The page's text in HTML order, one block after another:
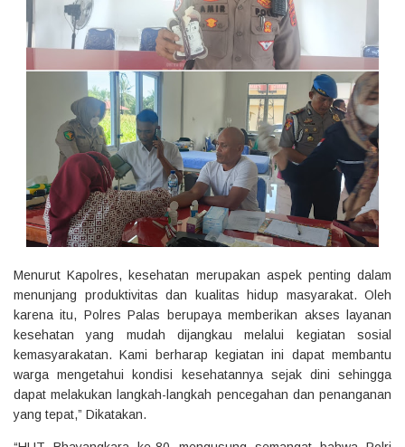
Menurut Kapolres, kesehatan merupakan aspek penting dalam
menunjang produktivitas dan kualitas hidup masyarakat. Oleh
karena itu, Polres Palas berupaya memberikan akses layanan
kesehatan yang mudah dijangkau melalui kegiatan sosial
kemasyarakatan. Kami berharap kegiatan ini dapat membantu
warga mengetahui kondisi kesehatannya sejak dini sehingga
dapat melakukan langkah-langkah pencegahan dan penanganan
yang tepat,” Dikatakan.